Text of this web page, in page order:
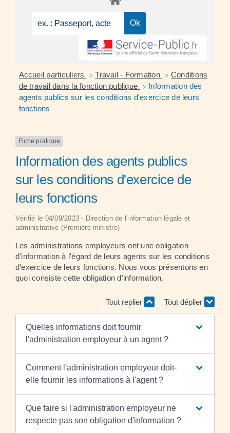
Accueil particuliers > Travail - Formation > Conditions
de travail dans la fonction publique
> Information des
agents publics sur les conditions d'exercice de leurs
fonctions
Fiche pratique
Information des agents publics
sur les conditions d'exercice de
leurs fonctions
Vérifié le 04/09/2023 - Direction de l'information légale et
administrative (Première ministre)
Les administrations employeurs ont une obligation
d'information à l'égard de leurs agents sur les conditions
d'exercice de leurs fonctions. Nous vous présentons en
quoi consiste cette obligation d'information.
Tout replier Tout déplier
Quelles informations doit fournir
l'administration employeur à un agent ?
Comment l'administration employeur doit-
elle fournir les informations à l'agent ?
Que faire si l'administration employeur ne
respecte pas son obligation d'information ?